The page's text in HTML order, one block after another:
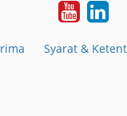
YouTube
Syarat &